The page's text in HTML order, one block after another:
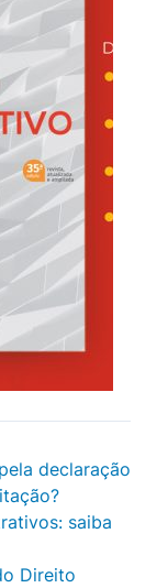
declaração
saiba
Direito